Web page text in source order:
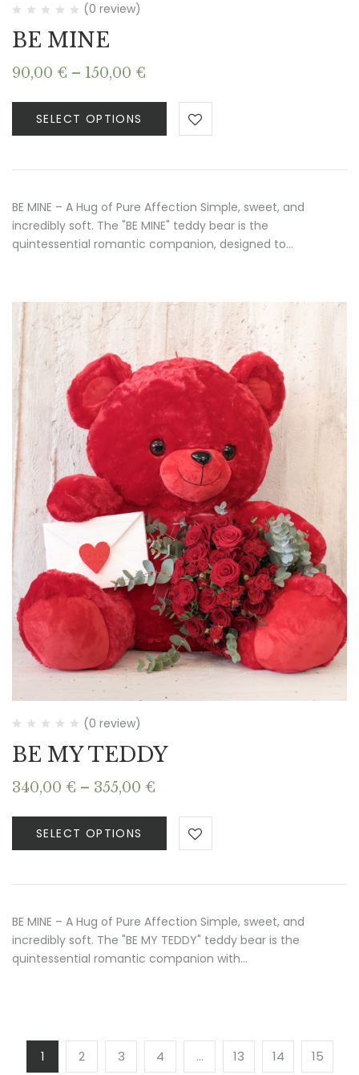
(0 review)
BE MINE
90,00 € – 150,00 €
90,00 €
through
SELECT OPTIONS
BE MINE – A Hug of Pure Affection Simple, sweet, and
incredibly soft. The "BE MINE" teddy bear is the
quintessential romantic companion, designed to…
(0 review)
BE MY TEDDY
340,00 € – 355,00 €
340,00 €
through
SELECT OPTIONS
BE MINE – A Hug of Pure Affection Simple, sweet, and
incredibly soft. The "BE MY TEDDY" teddy bear is the
quintessential romantic companion with…
1 2 3 4 … 13 14 15